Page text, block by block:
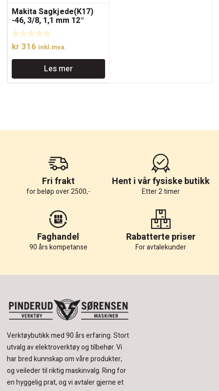
Makita Sagkjede(K17)
-46, 3/8, 1,1 mm 12″
kr 316 inkl.mva.
Les mer
Fri frakt
for beløp over 2500,-
Hent i vår fysiske butikk
Etter 2 timer
Faghandel
90 års kompetanse
Rabatterte priser
For avtalekunder
Verktøybutikk med 90 års erfaring.Stort
utvalg av elektroverktøy og tilbehør.Vi
har bred kunnskap om våre produkter,
og veileder til riktig maskinvalg. Ring for
en hyggelig prat, og vi avtaler gjerne et